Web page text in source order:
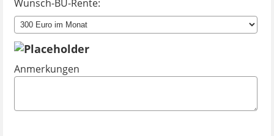
Wunsch-BU-Rente:
Anmerkungen